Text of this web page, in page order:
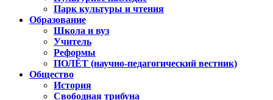
Парк культуры и чтения
Образование
Школа и вуз
Учитель
Реформы
ПОЛЁТ (научно-педагогический вестник)
Общество
История
Свободная трибуна